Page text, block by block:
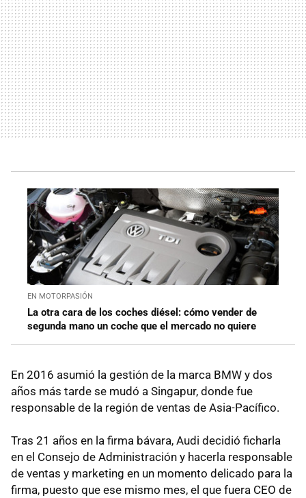
EN MOTORPASIÓN
La otra cara de los coches diésel: cómo vender de
segunda mano un coche que el mercado no quiere
En 2016 asumió la gestión de la marca BMW y dos
años más tarde se mudó a Singapur, donde fue
responsable de la región de ventas de Asia-Pacífico.
Tras 21 años en la firma bávara, Audi decidió ficharla
en el Consejo de Administración y hacerla responsable
de ventas y marketing en un momento delicado para la
firma, puesto que ese mismo mes, el que fuera CEO de